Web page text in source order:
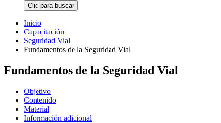
Inicio
Capacitación
Seguridad Vial
Fundamentos de la Seguridad Vial
Fundamentos de la Seguridad Vial
Objetivo
Contenido
Material
Información adicional